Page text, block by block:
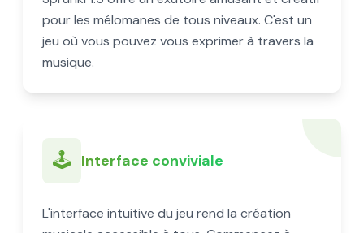
pour les mélomanes de tous niveaux. C'est un
jeu où vous pouvez vous exprimer à travers la
musique.
🕹️ Interface conviviale
L'interface intuitive du jeu rend la création